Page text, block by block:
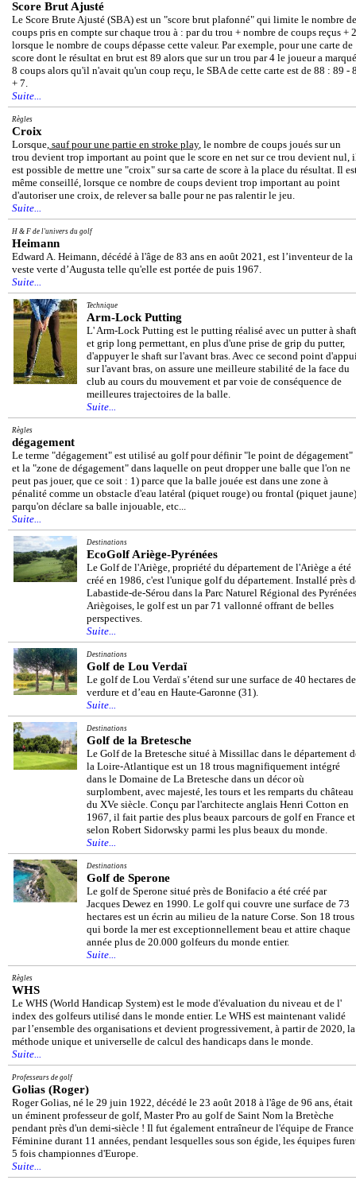
Score Brut Ajusté
Le Score Brute Ajusté (SBA) est un "score brut plafonné" qui limite le nombre de
coups pris en compte sur chaque trou à : par du trou + nombre de coups reçus + 2
lorsque le nombre de coups dépasse cette valeur. Par exemple, pour une carte de
score dont le résultat en brut est 89 alors que sur un trou par 4 le joueur a marqué
8 coups alors qu'il n'avait qu'un coup reçu, le SBA de cette carte est de 88 : 89 -
+ 7.
Suite...
Règles
Croix
Lorsque, sauf pour une partie en stroke play, le nombre de coups joués sur un
trou devient trop important au point que le score en net sur ce trou devient nul,
est possible de mettre une "croix" sur sa carte de score à la place du résultat. Il
même conseillé, lorsque ce nombre de coups devient trop important au point
d'autoriser une croix, de relever sa balle pour ne pas ralentir le jeu.
Suite...
H & F de l'univers du golf
Heimann
Edward A. Heimann, décédé à l'âge de 83 ans en août 2021, est l’inventeur de la
veste verte d’Augusta telle qu'elle est portée de puis 1967.
Suite...
Technique
Arm-Lock Putting
L' Arm-Lock Putting est le putting réalisé avec un putter à shaft
et grip long permettant, en plus d'une prise de grip du putter,
d'appuyer le shaft sur l'avant bras. Avec ce second point
sur l'avant bras, on assure une meilleure stabilité de la face du
club au cours du mouvement et par voie de conséquence de
meilleures trajectoires de la balle.
Suite...
Règles
dégagement
Le terme "dégagement" est utilisé au golf pour définir "le point de dégagement"
et la "zone de dégagement" dans laquelle on peut dropper une balle que l'on ne
peut pas jouer, que ce soit : 1) parce que la balle jouée est dans une zone à
pénalité comme un obstacle d'eau latéral (piquet rouge) ou frontal (piquet
parqu'on déclare sa balle injouable, etc...
Suite...
Destinations
EcoGolf Ariège-Pyrénées
Le Golf de l'Ariège, propriété du département de l'Ariège a été
créé en 1986, c'est l'unique golf du département. Installé près
Labastide-de-Sérou dans la Parc Naturel Régional des Pyrénées
Ariègoises, le golf est un par 71 vallonné offrant de belles
perspectives.
Suite...
Destinations
Golf de Lou Verdaï
Le golf de Lou Verdaï s’étend sur une surface de 40 hectares de
verdure et d’eau en Haute-Garonne (31).
Suite...
Destinations
Golf de la Bretesche
Le Golf de la Bretesche situé à Missillac dans le département
la Loire-Atlantique est un 18 trous magnifiquement intégré
dans le Domaine de La Bretesche dans un décor où
surplombent, avec majesté, les tours et les remparts du château
du XVe siècle. Conçu par l'architecte anglais Henri Cotton en
1967, il fait partie des plus beaux parcours de golf en France et
selon Robert Sidorwsky parmi les plus beaux du monde.
Suite...
Destinations
Golf de Sperone
Le golf de Sperone situé près de Bonifacio a été créé par
Jacques Dewez en 1990. Le golf qui couvre une surface de 73
hectares est un écrin au milieu de la nature Corse. Son 18 trous
qui borde la mer est exceptionnellement beau et attire chaque
année plus de 20.000 golfeurs du monde entier.
Suite...
Règles
WHS
Le WHS (World Handicap System) est le mode d'évaluation du niveau et de l'
index des golfeurs utilisé dans le monde entier. Le WHS est maintenant validé
par l’ensemble des organisations et devient progressivement, à partir de 2020, la
méthode unique et universelle de calcul des handicaps dans le monde.
Suite...
Professeurs de golf
Golias (Roger)
Roger Golias, né le 29 juin 1922, décédé le 23 août 2018 à l'âge de 96 ans, était
un éminent professeur de golf, Master Pro au golf de Saint Nom la Bretèche
pendant près d'un demi-siècle ! Il fut également entraîneur de l'équipe de France
Féminine durant 11 années, pendant lesquelles sous son égide, les équipes
5 fois championnes d'Europe.
Suite...